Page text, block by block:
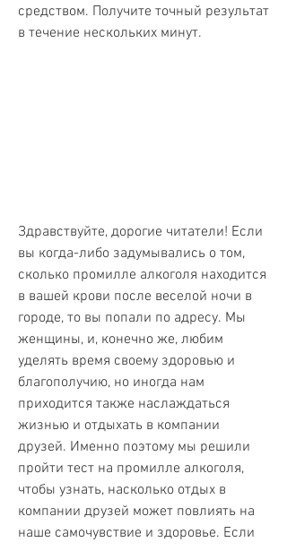
средством. Получите точный результат
в течение нескольких минут.
Здравствуйте, дорогие читатели! Если
вы когда-либо задумывались о том,
сколько промилле алкоголя находится
в вашей крови после веселой ночи в
городе, то вы попали по адресу. Мы
женщины, и, конечно же, любим
уделять время своему здоровью и
благополучию, но иногда нам
приходится также наслаждаться
жизнью и отдыхать в компании
друзей. Именно поэтому мы решили
пройти тест на промилле алкоголя,
чтобы узнать, насколько отдых в
компании друзей может повлиять на
наше самочувствие и здоровье. Если